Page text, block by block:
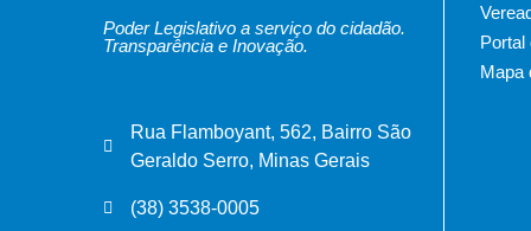
Poder Legislativo a serviço do cidadão.
Transparência e Inovação.
Rua Flamboyant, 562, Bairro São
Geraldo Serro, Minas Gerais
(38) 3538-0005
Portal
Mapa